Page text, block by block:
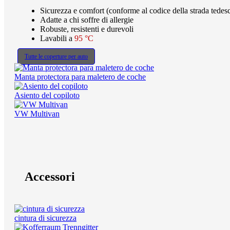
Sicurezza e comfort (conforme al codice della strada
Adatte a chi soffre di allergie
Robuste, resistenti e durevoli
Lavabili a 95 °C
Tutte le coperture per auto
Manta protectora para maletero de coche
Asiento del copiloto
VW Multivan
Accessori
cintura di sicurezza